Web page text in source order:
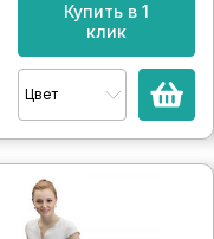
Купить в 1
клик
Цвет